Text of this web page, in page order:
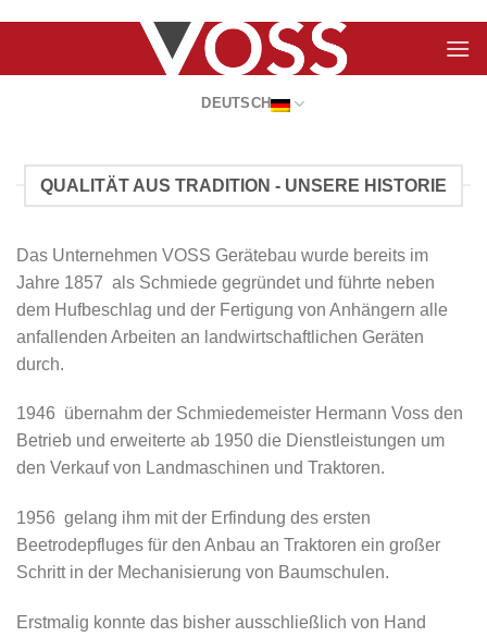
DEUTSCH
QUALITÄT AUS TRADITION - UNSERE HISTORIE
Das Unternehmen VOSS Gerätebau wurde bereits im
Jahre 1857 als Schmiede gegründet und führte neben
dem Hufbeschlag und der Fertigung von Anhängern alle
anfallenden Arbeiten an landwirtschaftlichen Geräten
durch.
1946 übernahm der Schmiedemeister Hermann Voss den
Betrieb und erweiterte ab 1950 die Dienstleistungen um
den Verkauf von Landmaschinen und Traktoren.
1956 gelang ihm mit der Erfindung des ersten
Beetrodepfluges für den Anbau an Traktoren ein großer
Schritt in der Mechanisierung von Baumschulen.
Erstmalig konnte das bisher ausschließlich von Hand